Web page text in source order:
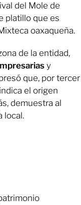
del Mole de
platillo que es
oaxaqueña.
de la entidad,
y
que, por tercer
el origen
demuestra al
local.